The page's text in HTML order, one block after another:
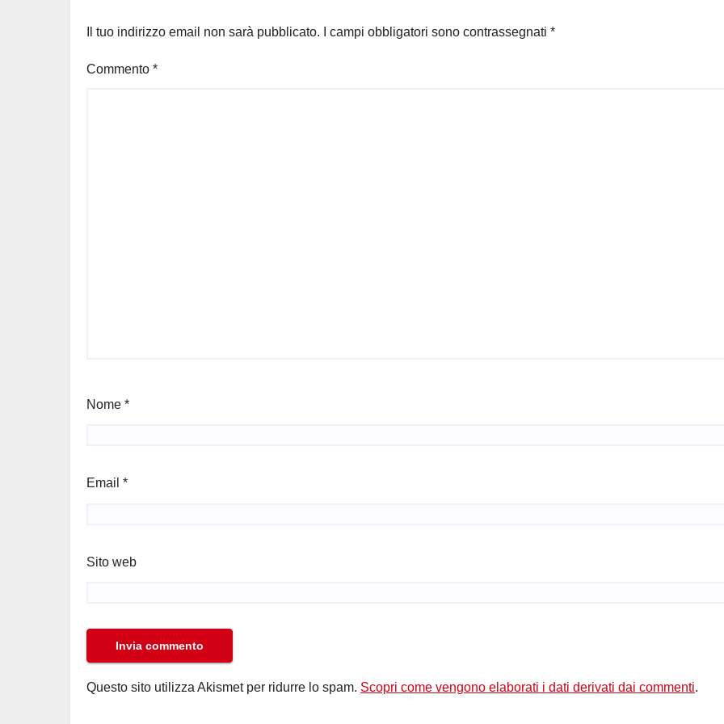
Il tuo indirizzo email non sarà pubblicato. I campi obbligatori sono contrassegnati *
Commento *
Nome *
Email *
Sito web
Questo sito utilizza Akismet per ridurre lo spam. Scopri come vengono elaborati i dati derivati dai commenti.